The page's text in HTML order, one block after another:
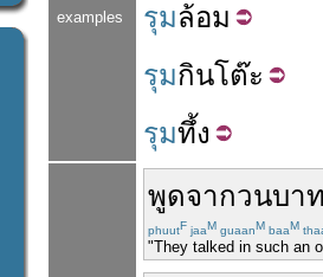
examples รุมล้อม
รุมกินโต๊ะ
รุมทึ้ง
พูดจากวนบา
phuutF jaaM guaanM baaM
"They talked in such an